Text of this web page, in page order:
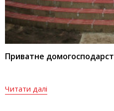
Приватне
Читати далі